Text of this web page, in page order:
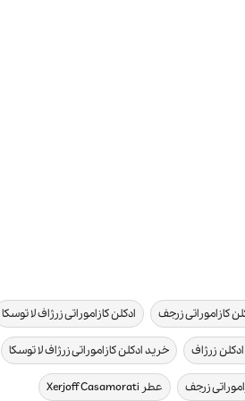
کازاموراتی زرجف , ادکلن کازاموراتی زرژاف لا توسکا
زرژاف , خرید ادکلن کازاموراتی زرژاف لا توسکا ,
زرجف , عطر Xerjoff Casamorati ,